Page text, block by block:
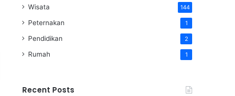
Wisata 144
Peternakan 1
Pendidikan 2
Rumah 1
Recent Posts